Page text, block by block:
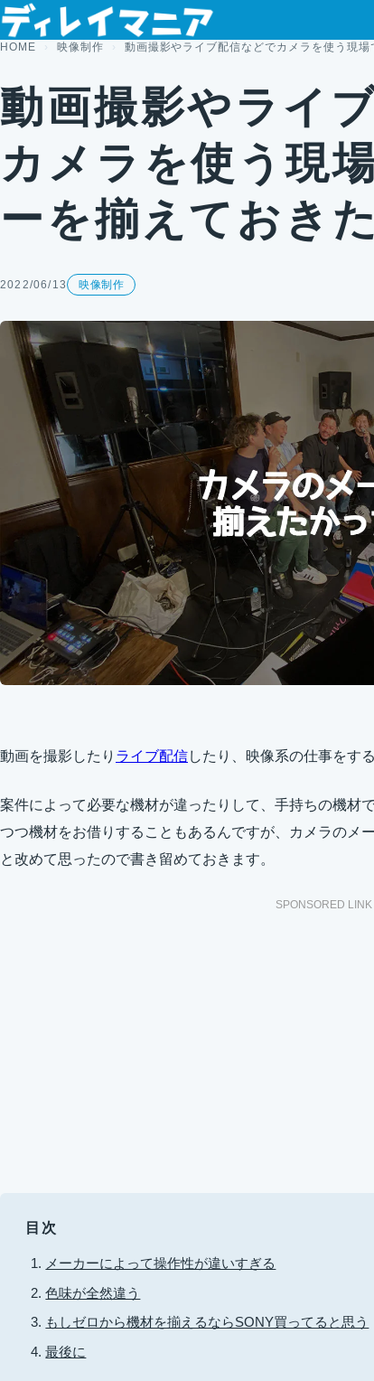
コンテンツへスキップ
HOME 映像制作 動画撮影やライブ配信などでカメラを使う現
動画撮影やライ
カメラを使う現
ーを揃えておき
2022/06/13 映像制作
動画を撮影したり ライブ配信したり、映像系の仕事をす
案件によって必要な機材が違ったりして、手持ちの機材
つつ機材をお借りすることもあるんですが、カメラのメ
と改めて思ったので書き留めておきます。
SPONSORED LINK
目次
メーカーによって操作性が違いすぎる
色味が全然違う
もしゼロから機材を揃えるならSONY買ってると思う
最後に